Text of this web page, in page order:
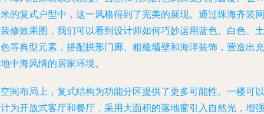
的复式户型中，这一风格得到了完美的展现。通过珠海齐装网
修效果图，我们可以看到设计师如何巧妙运用蓝色、白色、土
等典型元素，搭配拱形门廊、粗糙墙壁和海洋装饰，营造出充
中海风情的居家环境。
间布局上，复式结构为功能分区提供了更多可能性。一楼可以
为开放式客厅和餐厅，采用大面积的落地窗引入自然光，增强